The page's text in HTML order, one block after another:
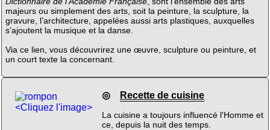
majeurs ou simplement des arts, soit la peinture, la sculpture, la
gravure, l’architecture, appelées aussi arts plastiques, auxquelles
s’ajoutent la musique et la danse.
Via ce lien, vous découvrirez une œuvre, sculpture ou peinture, et
un court texte la concernant.
<Cliquez l'image>
◎ Recette de cuisine
La cuisine a toujours influencé l'Homme et
ce, depuis la nuit des temps.